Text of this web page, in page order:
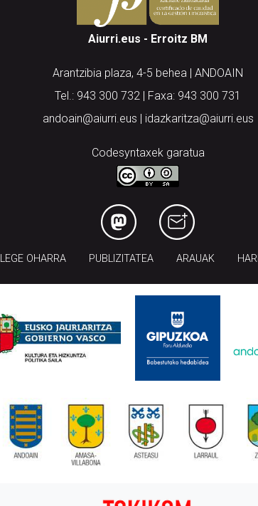
Aiurri.eus - Erroitz BM
Arantzibia plaza, 4-5 behea | ANDOAIN
Tel.: 943 300 732 | Faxa: 943 300 731
andoain@aiurri.eus | idazkaritza@aiurri.eus
Codesyntaxek garatua
LEGE OHARRA PUBLIZITATEA ARAUAK